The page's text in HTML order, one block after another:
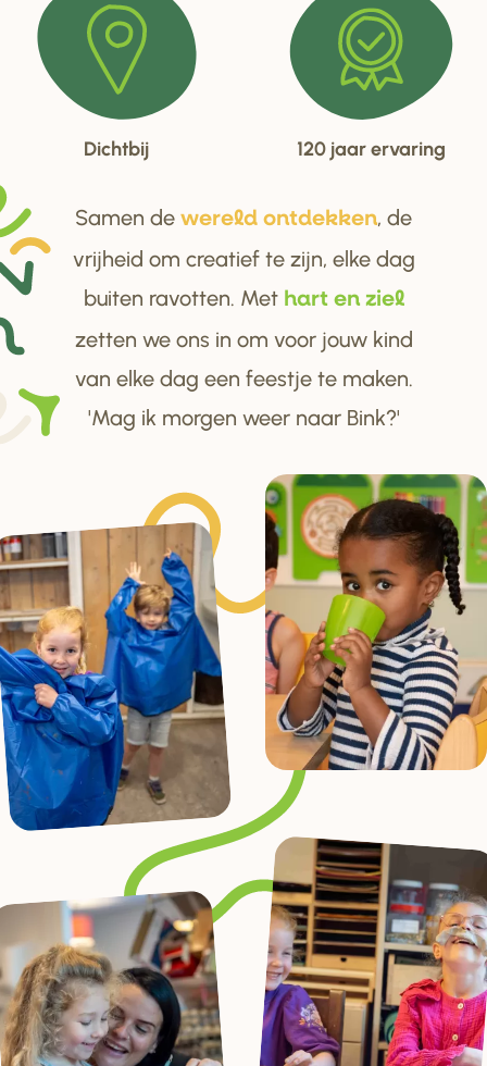
Dichtbij 120 jaar ervaring
Samen de wereld ontdekken, de
vrijheid om creatief te zijn, elke dag
buiten ravotten. Met hart en ziel
zetten we ons in om voor jouw kind
van elke dag een feestje te maken.
'Mag ik morgen weer naar Bink?'